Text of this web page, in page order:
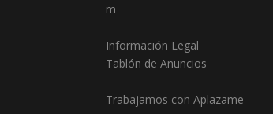
m
Información Legal
Tablón de Anuncios
Trabajamos con Aplazame